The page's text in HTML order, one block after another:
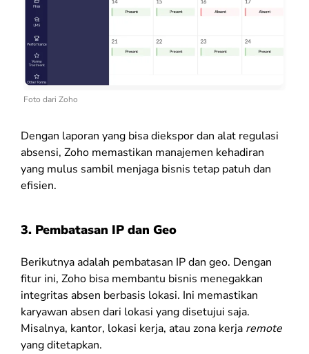
Foto dari Zoho
Dengan laporan yang bisa diekspor dan alat regulasi
absensi, Zoho memastikan manajemen kehadiran
yang mulus sambil menjaga bisnis tetap patuh dan
efisien.
3. Pembatasan IP dan Geo
Berikutnya adalah pembatasan IP dan geo. Dengan
fitur ini, Zoho bisa membantu bisnis menegakkan
integritas absen berbasis lokasi. Ini memastikan
karyawan absen dari lokasi yang disetujui saja.
Misalnya, kantor, lokasi kerja, atau zona kerja remote
yang ditetapkan.